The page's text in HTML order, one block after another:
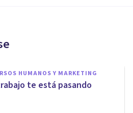
HUMANOS Y MARKETING
te está pasando